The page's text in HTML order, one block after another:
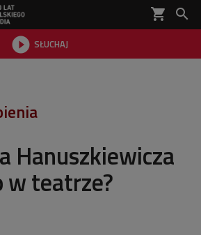
shopping_cart 
 SŁUCHAJ

Hanuszkiewicza
w teatrze?